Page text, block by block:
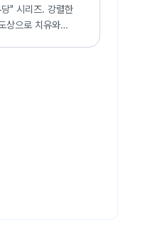
" 시리즈. 강렬한
상으로 치유와